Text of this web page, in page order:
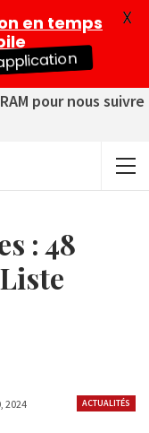
pour nous suivre
: 48
ACTUALITÉS
2024
en temps
X